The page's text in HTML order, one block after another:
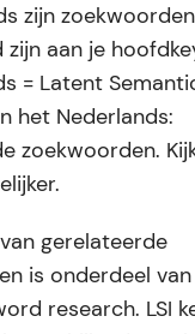
zijn
zijn aan je
= Latent
het Nederlands:
zoekwoorden.
gerelateerde
is onderdeel
research. LSI